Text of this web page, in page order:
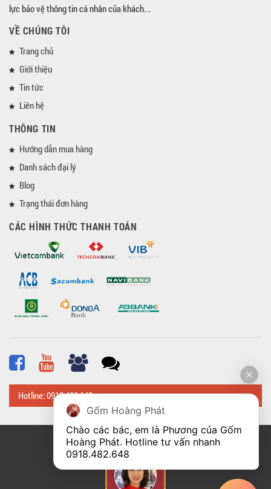
lực bảo vệ thông tin cá nhân của khách...
VỀ CHÚNG TÔI
Trang chủ
Giới thiệu
Tin tức
Liên hệ
THÔNG TIN
Hướng dẫn mua hàng
Danh sách đại lý
Blog
Trạng thái đơn hàng
CÁC HÌNH THỨC THANH TOÁN
Hotline: 0918 482 648
© Bản quyền thuộc vềHoangphatbattrang.vn
Gốm Hoàng Phát
Chào các bác, em là Phương của Gốm
0918.482.648